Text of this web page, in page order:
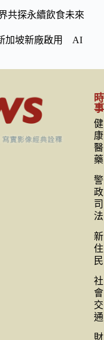
共探永續飲食未來
加坡新廠啟用 AI
時
事
健
康
醫
藥
警
政
司
法
新
住
民
社
會
交
通
財